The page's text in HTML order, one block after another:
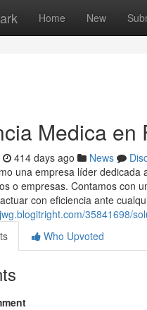
Home New
Medica en
414 days ago News
una empresa líder
o empresas. Contamos con
con eficiencia ante
35841698/
Who Upvoted